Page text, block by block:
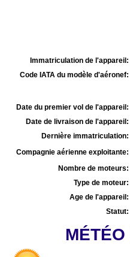
Immatriculation de l'appareil:
Code IATA du modèle d'aéronef:
Date du premier vol de l'appareil:
Date de livraison de l'appareil:
Dernière immatriculation:
Compagnie aérienne exploitante:
Nombre de moteurs:
Type de moteur:
Age de l'appareil:
Statut: